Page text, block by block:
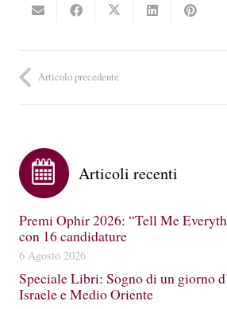
Articolo precedente
Articoli recenti
Premi Ophir 2026: “Tell Me
con 16 candidature
6 Agosto 2026
Speciale Libri: Sogno di un giorno
Israele e Medio Oriente